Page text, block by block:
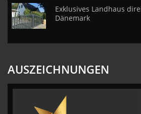
Exklusives Landhaus
Dänemark
AUSZEICHNUNGEN